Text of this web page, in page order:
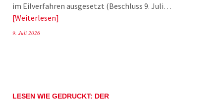
im Eilverfahren ausgesetzt (Beschluss 9. Juli…
Weiterlesen
9. Juli 2026
LESEN WIE GEDRUCKT: DER